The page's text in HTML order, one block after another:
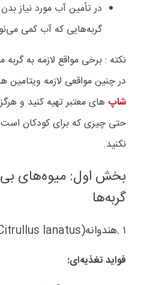
در تأمین آب مورد نیاز
گربه‌هایی که آب کمی
نکته : برخی مواقع لازمه به
در چنین مواقعی لازمه ویتامین
شاپ های معتبر تهیه کنید و
حتی چیزی که برای کودکان است
نکنید.
بخش اول: میوه‌های
گربه‌ها
۱ .هندوانهlanatus)
فواید تغذیه‌ای: